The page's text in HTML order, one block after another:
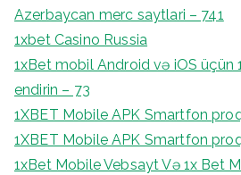
Azerbaycan merc saytlari – 741
1xbet Casino Russia
1xBet mobil Android və iOS üçün
endirin – 73
1XBET Mobile APK Smartfon
1XBET Mobile APK Smartfon
1xBet Mobile Vebsayt Və 1x Bet